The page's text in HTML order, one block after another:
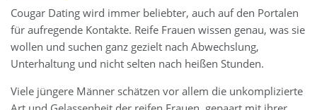
Cougar Dating wird immer beliebter, auch auf den Portalen
für aufregende Kontakte. Reife Frauen wissen genau, was sie
wollen und suchen ganz gezielt nach Abwechslung,
Unterhaltung und nicht selten nach heißen Stunden.
Viele jüngere Männer schätzen vor allem die unkomplizierte